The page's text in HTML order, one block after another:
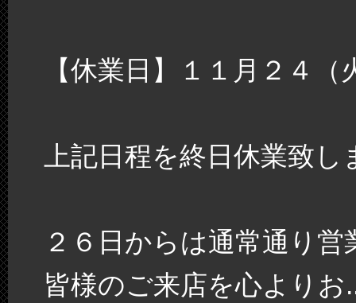
【休業日】１１月２４
上記日程を終日休業致し
２６日からは通常通り
皆様のご来店を心よりお